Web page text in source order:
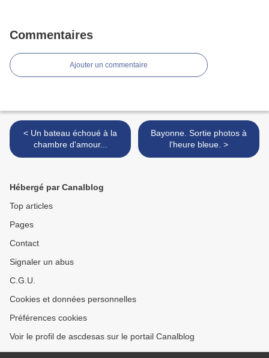
Commentaires
Ajouter un commentaire
< Un bateau échoué à la
chambre d'amour...
Bayonne. Sortie photos à
l'heure bleue. >
Hébergé par Canalblog
Top articles
Pages
Contact
Signaler un abus
C.G.U.
Cookies et données personnelles
Préférences cookies
Voir le profil de ascdesas sur le portail Canalblog